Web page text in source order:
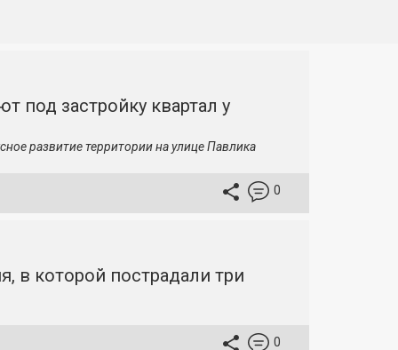
под застройку квартал у
развитие территории на улице Павлика
0
в которой пострадали три
0